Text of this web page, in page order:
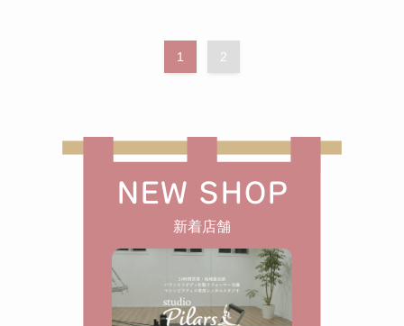
1 2
NEW SHOP
新着店舗